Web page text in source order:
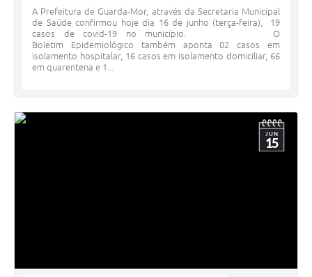
A Prefeitura de Guarda-Mor, através da Secretaria Municipal
de Saúde confirmou hoje dia 16 de junho (terça-feira), 19
casos de covid-19 no município. O
Boletim Epidemiológico também aponta 02 casos em
isolamento hospitalar, 16 casos em isolamento domiciliar, 66
em quarentena e 1...
JUN
15